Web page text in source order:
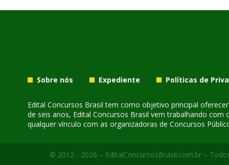
Sobre nós Expediente Políticas de
Edital Concursos Brasil tem como objetivo principal
de seis anos, Edital Concursos Brasil vem trabalhando
qualquer vínculo com as organizadoras de Concursos
© 2012 - 2026 – EditalConcursosBrasil.com.br –